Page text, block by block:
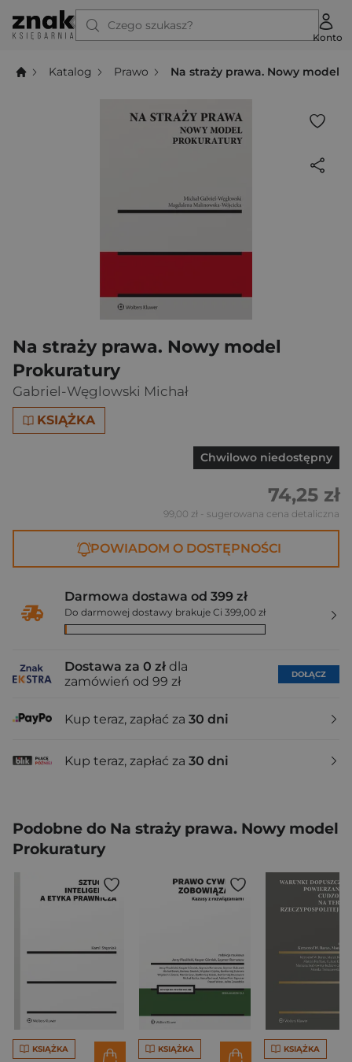
Czego szukasz?
Konto
Katalog Prawo Na straży prawa. Nowy model
Na straży prawa. Nowy model
Prokuratury
Gabriel-Węglowski Michał
KSIĄŻKA
Chwilowo niedostępny
74,25 zł
99,00 zł - sugerowana cena detaliczna
POWIADOM O DOSTĘPNOŚCI
Darmowa dostawa od 399 zł
Do darmowej dostawy brakuje Ci 399,00 zł
Dostawa za 0 zł dla
zamówień od 99 zł
DOŁĄCZ
Kup teraz, zapłać za 30 dni
Kup teraz, zapłać za 30 dni
Podobne do Na straży prawa. Nowy model
Prokuratury
KSIĄŻKA KSIĄŻKA KSIĄŻKA